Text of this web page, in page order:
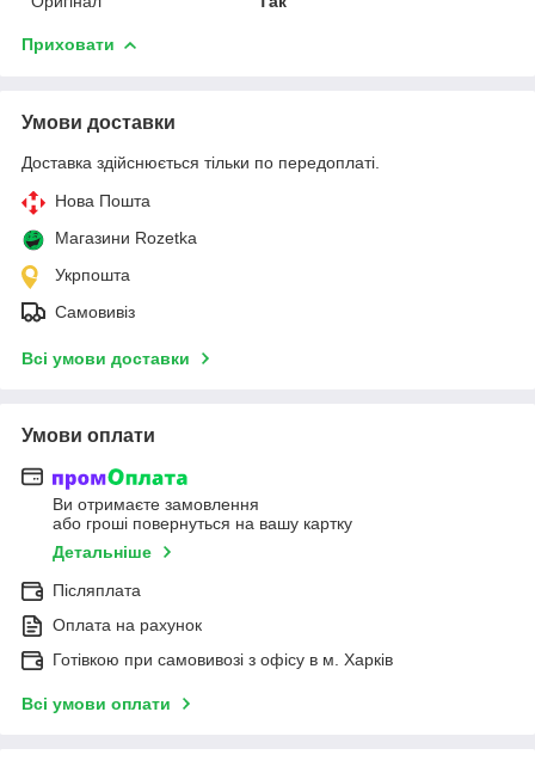
Приховати
Умови доставки
Доставка здійснюється тільки по передоплаті.
Нова Пошта
Магазини Rozetka
Укрпошта
Самовивіз
Всі умови доставки
Умови оплати
Ви отримаєте замовлення
або гроші повернуться на вашу картку
Детальніше
Післяплата
Оплата на рахунок
Готівкою при самовивозі з офісу в м. Харків
Всі умови оплати